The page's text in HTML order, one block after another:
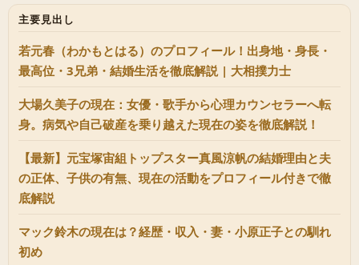
主要見出し
若元春（わかもとはる）のプロフィール！出身地・身長・
最高位・3兄弟・結婚生活を徹底解説 | 大相撲力士
大場久美子の現在：女優・歌手から心理カウンセラーへ転
身。病気や自己破産を乗り越えた現在の姿を徹底解説！
【最新】元宝塚宙組トップスター真風涼帆の結婚理由と夫
の正体、子供の有無、現在の活動をプロフィール付きで徹
底解説
マック鈴木の現在は？経歴・収入・妻・小原正子との馴れ
初め